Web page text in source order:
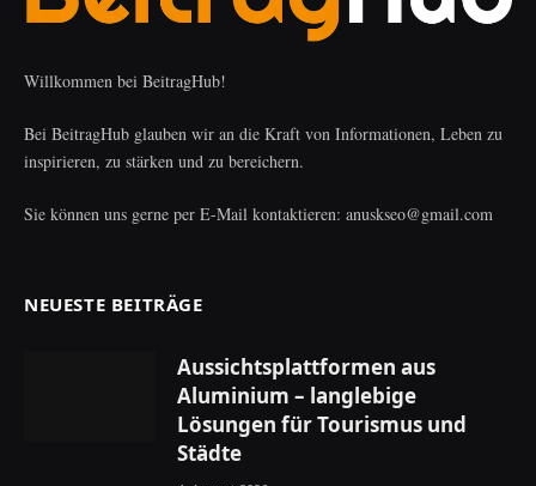
Willkommen bei BeitragHub!
Bei BeitragHub glauben wir an die Kraft von Informationen, Leben zu
inspirieren, zu stärken und zu bereichern.
Sie können uns gerne per E-Mail kontaktieren: anuskseo@gmail.com
NEUESTE BEITRÄGE
Aussichtsplattformen aus
Aluminium – langlebige
Lösungen für Tourismus und
Städte